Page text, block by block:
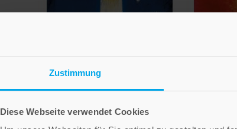
Zustimmung
Diese Webseite verwendet Cookies
Sieger Köder